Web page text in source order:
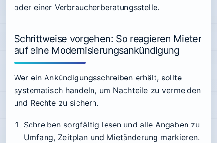
oder einer Verbraucherberatungsstelle.
Schrittweise vorgehen: So reagieren Mieter
auf eine Modernisierungsankündigung
Wer ein Ankündigungsschreiben erhält, sollte
systematisch handeln, um Nachteile zu vermeiden
und Rechte zu sichern.
Schreiben sorgfältig lesen und alle Angaben zu
Umfang, Zeitplan und Mietänderung markieren.